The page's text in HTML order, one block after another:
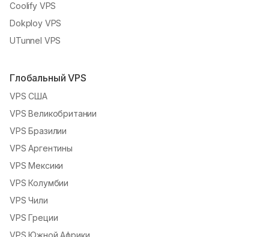
Coolify VPS
Dokploy VPS
UTunnel VPS
Глобальный VPS
VPS США
VPS Великобритании
VPS Бразилии
VPS Аргентины
VPS Мексики
VPS Колумбии
VPS Чили
VPS Греции
VPS Южной Африки